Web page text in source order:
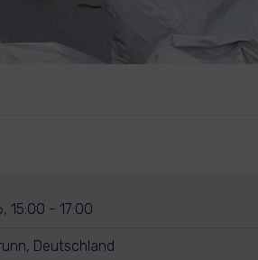
15:00 - 17:00
Deutschland